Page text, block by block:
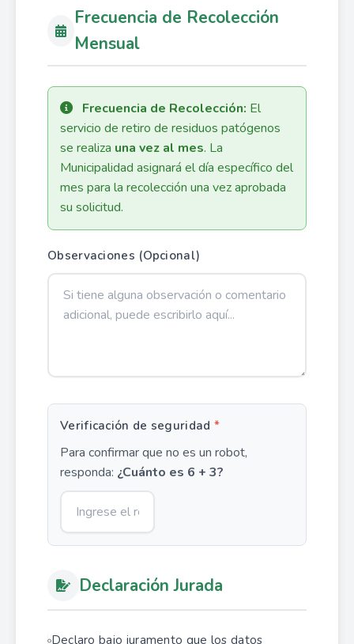
Frecuencia de Recolección
Mensual
Frecuencia de Recolección: El
servicio de retiro de residuos patógenos
se realiza una vez al mes. La
Municipalidad asignará el día específico del
mes para la recolección una vez aprobada
su solicitud.
Observaciones (Opcional)
Verificación de seguridad *
Para confirmar que no es un robot,
responda: ¿Cuánto es 6 + 3?
Declaración Jurada
Declaro bajo juramento que los datos